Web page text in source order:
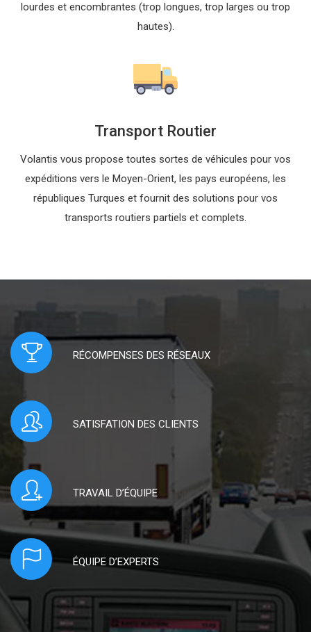
lourdes et encombrantes (trop longues, trop larges ou trop
hautes).
Transport Routier
Volantis vous propose toutes sortes de véhicules pour vos
expéditions vers le Moyen-Orient, les pays européens, les
républiques Turques et fournit des solutions pour vos
transports routiers partiels et complets.
RÉCOMPENSES DES RÉSEAUX
SATISFATION DES CLIENTS
TRAVAIL D’ÉQUIPE
ÉQUIPE D’EXPERTS